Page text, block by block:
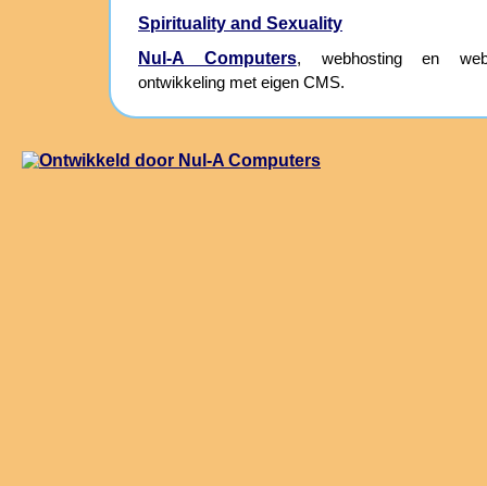
Spirituality and Sexuality
Nul-A Computers, webhosting en
ontwikkeling met eigen CMS.